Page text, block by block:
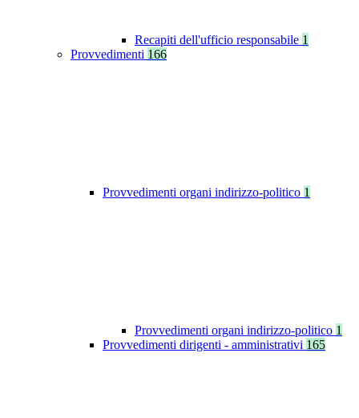
Recapiti dell'ufficio responsabile 1
Provvedimenti 166
Provvedimenti organi indirizzo-politico 1
Provvedimenti organi indirizzo-politico 1
Provvedimenti dirigenti - amministrativi 165